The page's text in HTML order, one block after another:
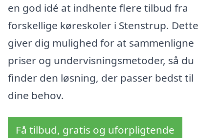
en god idé at indhente flere tilbud fra
forskellige køreskoler i Stenstrup. Dette
giver dig mulighed for at sammenligne
priser og undervisningsmetoder, så du
finder den løsning, der passer bedst til
dine behov.
Få tilbud, gratis og uforpligtende